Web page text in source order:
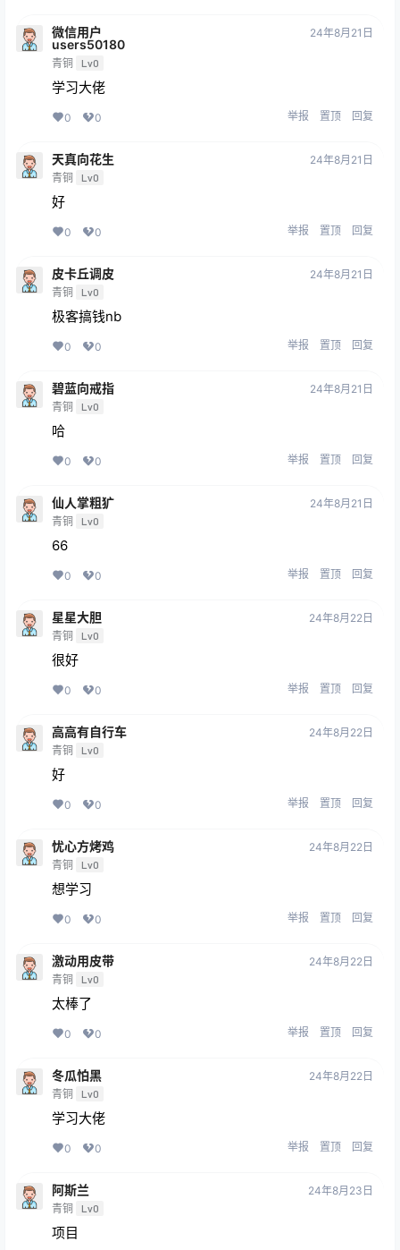
微信用户
users50180
青铜 Lv0
24年8月21日
学习大佬
0 0 举报 置顶 回复
天真向花生
青铜 Lv0
24年8月21日
好
0 0 举报 置顶 回复
皮卡丘调皮
青铜 Lv0
24年8月21日
极客搞钱nb
0 0 举报 置顶 回复
碧蓝向戒指
青铜 Lv0
24年8月21日
哈
0 0 举报 置顶 回复
仙人掌粗犷
青铜 Lv0
24年8月21日
66
0 0 举报 置顶 回复
星星大胆
青铜 Lv0
24年8月22日
很好
0 0 举报 置顶 回复
高高有自行车
青铜 Lv0
24年8月22日
好
0 0 举报 置顶 回复
忧心方烤鸡
青铜 Lv0
24年8月22日
想学习
0 0 举报 置顶 回复
激动用皮带
青铜 Lv0
24年8月22日
太棒了
0 0 举报 置顶 回复
冬瓜怕黑
青铜 Lv0
24年8月22日
学习大佬
0 0 举报 置顶 回复
阿斯兰
青铜 Lv0
24年8月23日
项目